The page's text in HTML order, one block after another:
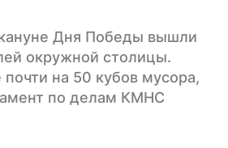
Дня Победы вышли
окружной столицы.
на 50 кубов мусора,
по делам КМНС